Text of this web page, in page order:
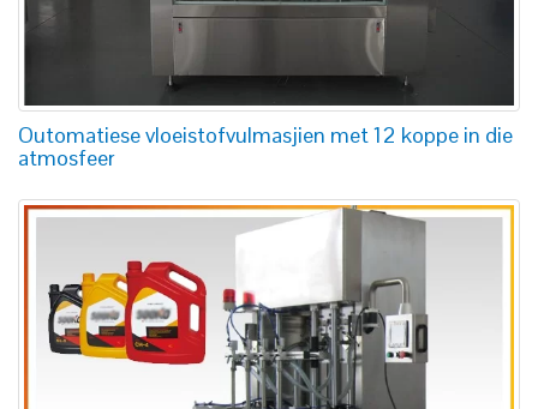
Outomatiese vloeistofvulmasjien met 12 koppe in die
atmosfeer